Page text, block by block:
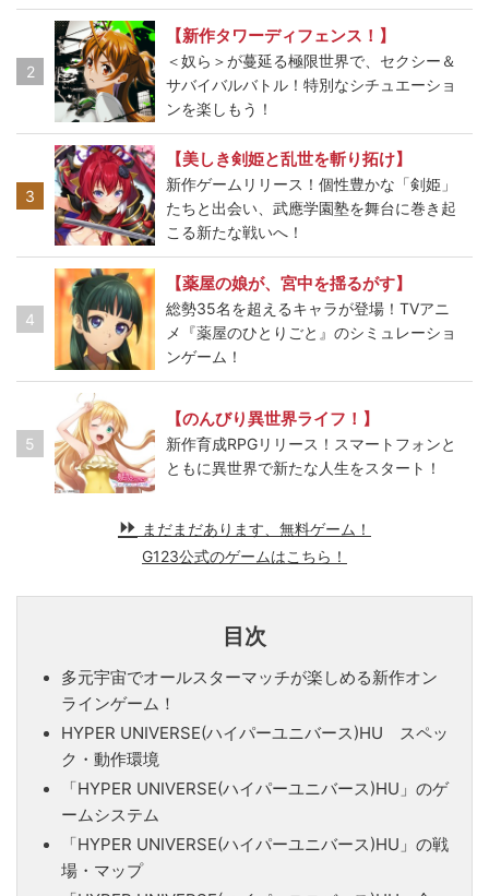
2
【新作タワーディフェンス！】
＜奴ら＞が蔓延る極限世界で、セクシー＆
サバイバルバトル！特別なシチュエーショ
ンを楽しもう！
3
【美しき剣姫と乱世を斬り拓け】
新作ゲームリリース！個性豊かな「剣姫」
たちと出会い、武應学園塾を舞台に巻き起
こる新たな戦いへ！
4
【薬屋の娘が、宮中を揺るがす】
総勢35名を超えるキャラが登場！TVアニ
メ『薬屋のひとりごと』のシミュレーショ
ンゲーム！
5
【のんびり異世界ライフ！】
新作育成RPGリリース！スマートフォンと
ともに異世界で新たな人生をスタート！
まだまだあります、無料ゲーム！
G123公式のゲームはこちら！
目次
多元宇宙でオールスターマッチが楽しめる新作オン
ラインゲーム！
HYPER UNIVERSE(ハイパーユニバース)HU スペッ
ク・動作環境
「HYPER UNIVERSE(ハイパーユニバース)HU」のゲ
ームシステム
「HYPER UNIVERSE(ハイパーユニバース)HU」の戦
場・マップ